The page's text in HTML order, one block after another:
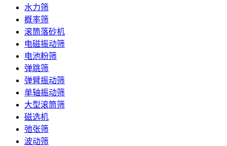
水力筛
概率筛
滚筒落砂机
电磁振动筛
电池粉筛
弹跳筛
弹臂振动筛
单轴振动筛
大型滚筒筛
磁选机
弛张筛
波动筛